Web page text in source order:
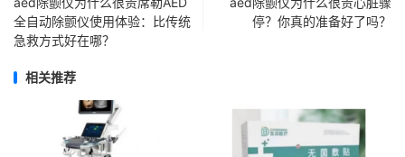
全自动除颤仪使用体验：比传统
急救方式好在哪？
停？你真的准备好了吗？
相关推荐